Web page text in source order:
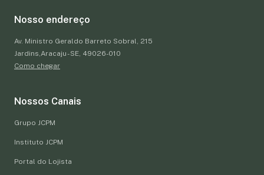
Nosso endereço
Av. Ministro Geraldo Barreto Sobral, 215
Jardins,Aracaju - SE, 49026-010
Como chegar
Nossos Canais
Grupo JCPM
Instituto JCPM
Portal do Lojista